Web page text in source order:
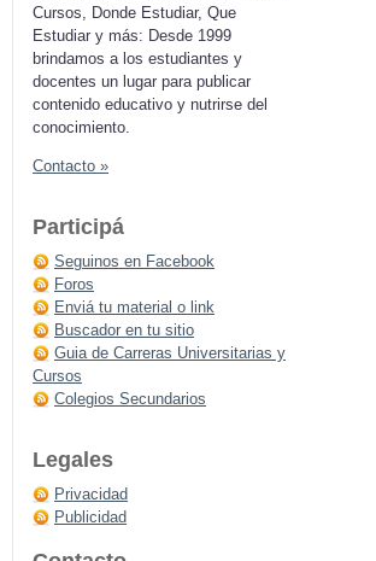
Cursos, Donde Estudiar, Que
Estudiar y más: Desde 1999
brindamos a los estudiantes y
docentes un lugar para publicar
contenido educativo y nutrirse del
conocimiento.
Contacto »
Participá
Seguinos en Facebook
Foros
Enviá tu material o link
Buscador en tu sitio
Guia de Carreras Universitarias y
Cursos
Colegios Secundarios
Legales
Privacidad
Publicidad